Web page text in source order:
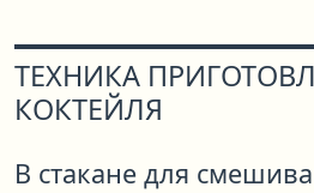
ТЕХНИКА
КОКТЕЙЛЯ
В стакане для